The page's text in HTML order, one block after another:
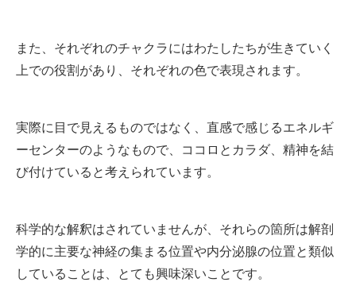
また、それぞれのチャクラにはわたしたちが生きていく
上での役割があり、それぞれの色で表現されます。
実際に目で見えるものではなく、直感で感じるエネルギ
ーセンターのようなもので、ココロとカラダ、精神を結
び付けていると考えられています。
科学的な解釈はされていませんが、それらの箇所は解剖
学的に主要な神経の集まる位置や内分泌腺の位置と類似
していることは、とても興味深いことです。